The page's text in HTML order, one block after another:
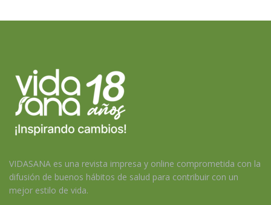
VIDASANA es una revista impresa y online comprometida con la
difusión de buenos hábitos de salud para contribuir con un
mejor estilo de vida.